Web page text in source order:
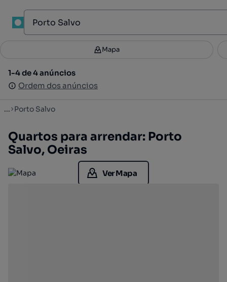
Filtros 3
1-4 de 4 anúncios
Ordem dos anúncios
Mapa
1-4 de 4 anúncios
Ordem dos anúncios
... Porto Salvo
Quartos para arrendar: Porto
Salvo, Oeiras
Ver Mapa